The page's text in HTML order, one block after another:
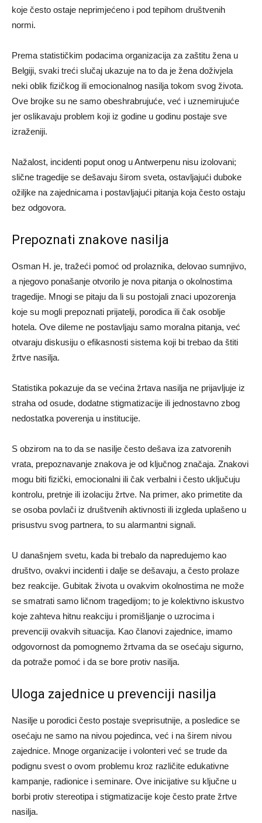
koje često ostaje neprimjećeno i pod tepihom društvenih
normi.
Prema statističkim podacima organizacija za zaštitu žena u
Belgiji, svaki treći slučaj ukazuje na to da je žena doživjela
neki oblik fizičkog ili emocionalnog nasilja tokom svog života.
Ove brojke su ne samo obeshrabrujuće, već i uznemirujuće
jer oslikavaju problem koji iz godine u godinu postaje sve
izraženiji.
Nažalost, incidenti poput onog u Antwerpenu nisu izolovani;
slične tragedije se dešavaju širom sveta, ostavljajući duboke
ožiljke na zajednicama i postavljajući pitanja koja često ostaju
bez odgovora.
Prepoznati znakove nasilja
Osman H. je, tražeći pomoć od prolaznika, delovao sumnjivo,
a njegovo ponašanje otvorilo je nova pitanja o okolnostima
tragedije. Mnogi se pitaju da li su postojali znaci upozorenja
koje su mogli prepoznati prijatelji, porodica ili čak osoblje
hotela. Ove dileme ne postavljaju samo moralna pitanja, već
otvaraju diskusiju o efikasnosti sistema koji bi trebao da štiti
žrtve nasilja.
Statistika pokazuje da se većina žrtava nasilja ne prijavljuje iz
straha od osude, dodatne stigmatizacije ili jednostavno zbog
nedostatka poverenja u institucije.
S obzirom na to da se nasilje često dešava iza zatvorenih
vrata, prepoznavanje znakova je od ključnog značaja. Znakovi
mogu biti fizički, emocionalni ili čak verbalni i često uključuju
kontrolu, pretnje ili izolaciju žrtve. Na primer, ako primetite da
se osoba povlači iz društvenih aktivnosti ili izgleda uplašeno u
prisustvu svog partnera, to su alarmantni signali.
U današnjem svetu, kada bi trebalo da napredujemo kao
društvo, ovakvi incidenti i dalje se dešavaju, a često prolaze
bez reakcije. Gubitak života u ovakvim okolnostima ne može
se smatrati samo ličnom tragedijom; to je kolektivno iskustvo
koje zahteva hitnu reakciju i promišljanje o uzrocima i
prevenciji ovakvih situacija. Kao članovi zajednice, imamo
odgovornost da pomognemo žrtvama da se osećaju sigurno,
da potraže pomoć i da se bore protiv nasilja.
Uloga zajednice u prevenciji nasilja
Nasilje u porodici često postaje sveprisutnije, a posledice se
osećaju ne samo na nivou pojedinca, već i na širem nivou
zajednice. Mnoge organizacije i volonteri već se trude da
podignu svest o ovom problemu kroz različite edukativne
kampanje, radionice i seminare. Ove inicijative su ključne u
borbi protiv stereotipa i stigmatizacije koje često prate žrtve
nasilja.